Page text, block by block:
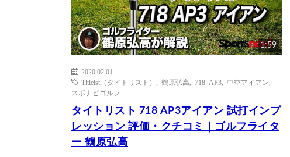
1:59
2020.02.01
Titleist（タイトリスト）
鶴原弘高 718 AP3 中空アイアン
スポナビゴルフ
タイトリスト 718 AP3アイアン 試打インプ
レッション 評価・クチコミ｜ゴルフライタ
ー 鶴原弘高